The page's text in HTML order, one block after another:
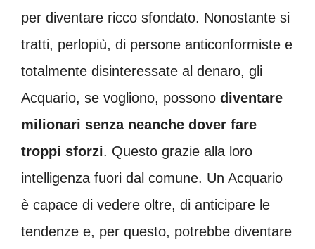
per diventare ricco sfondato. Nonostante si
tratti, perlopiù, di persone anticonformiste e
totalmente disinteressate al denaro, gli
Acquario, se vogliono, possono diventare
milionari senza neanche dover fare
troppi sforzi. Questo grazie alla loro
intelligenza fuori dal comune. Un Acquario
è capace di vedere oltre, di anticipare le
tendenze e, per questo, potrebbe diventare